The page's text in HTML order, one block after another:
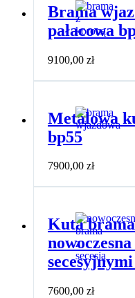
Brama
pałacowa
9100,00 zł
Metalowa
bp55
7900,00 zł
Kuta
7600,00 zł